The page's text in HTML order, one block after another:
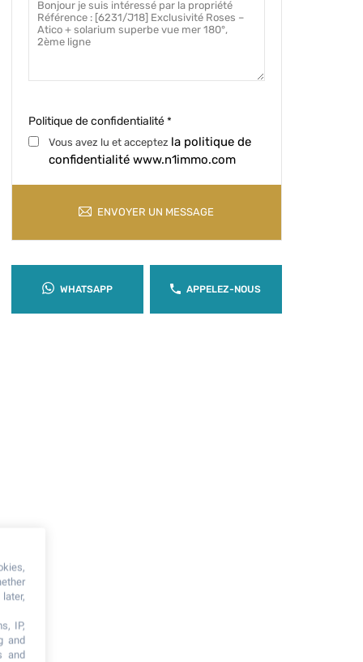
Politique de confidentialité *
Vous avez lu et acceptez la politique de
confidentialité www.n1immo.com
ENVOYER UN MESSAGE
WHATSAPP APPELEZ-NOUS
IP,
and
and